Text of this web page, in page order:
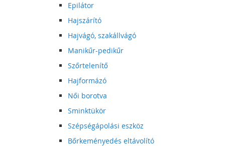
Epilátor
Hajszárító
Hajvágó, szakállvágó
Manikűr-pedikűr
Szőrtelenítő
Hajformázó
Női borotva
Sminktükör
Szépségápolási eszköz
Bőrkeményedés eltávolító